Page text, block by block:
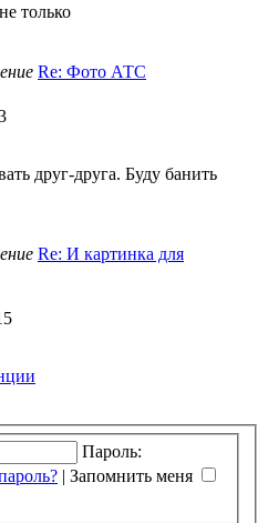
только
Re: Фото АТС
друг-друга. Буду банить
Re: И картинка для
Пароль:
| Запомнить меня